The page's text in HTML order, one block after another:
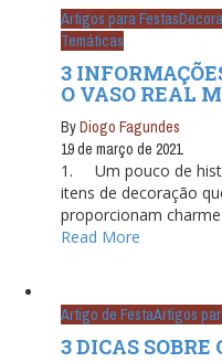
Artigos para Festas
Temáticas
3
O VASO REAL
ByDiogo Fagundes
19 de março de 2021
1. Um pouco de
itens de decoração
proporcionam charme
Read More
Artigo de FestaArtigos
3 DICAS